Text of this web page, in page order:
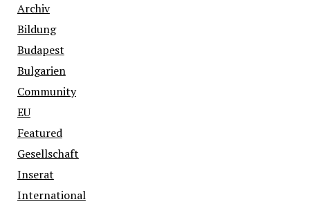
Archiv
Bildung
Budapest
Bulgarien
Community
EU
Featured
Gesellschaft
Inserat
International